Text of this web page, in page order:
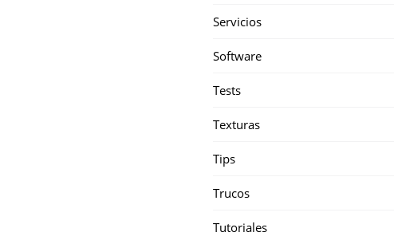
Servicios
Software
Tests
Texturas
Tips
Trucos
Tutoriales